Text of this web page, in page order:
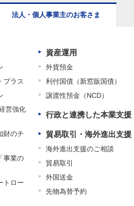
法人・個人事業主のお客さま
プラス
営強化
財のチ
事業の
トロー
資産運用
外貨預金
利付国債（新窓販国債）
譲渡性預金（NCD）
行政と連携した本業支援
貿易取引・海外進出支援
海外進出支援のご相談
貿易取引
外国送金
先物為替予約